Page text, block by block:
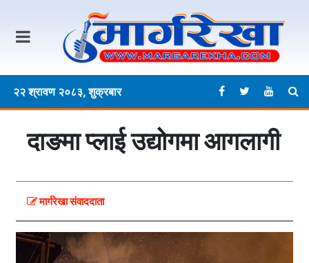
२२ श्रावण २०८३, शुक्रबार
दाङमा प्लाई उद्योगमा आगलागी
मार्गरेखा संवाददाता